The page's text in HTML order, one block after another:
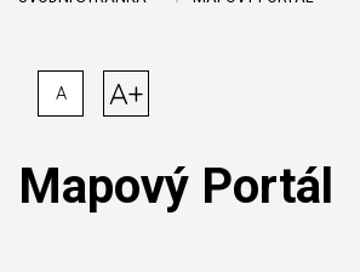
A A+
Mapový Portál